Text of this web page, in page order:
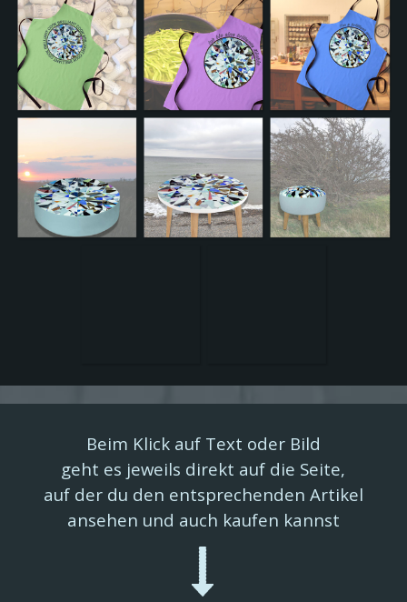
Beim Klick auf Text oder Bild
geht es jeweils direkt auf die Seite,
auf der du den entsprechenden Artikel
ansehen und auch kaufen kannst